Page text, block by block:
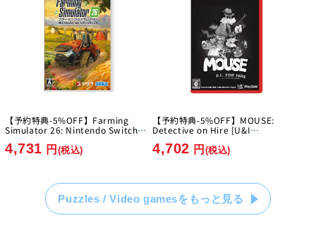
【予約特典-5%OFF】Farming
Simulator 26: Nintendo Switch
[Switch]
4,731 円 (税込)
【予約特典-5%OFF】MOUSE:
Detective on Hire [U&I
4,702 円 (税込)
Puzzles / Video gamesをもっと見る